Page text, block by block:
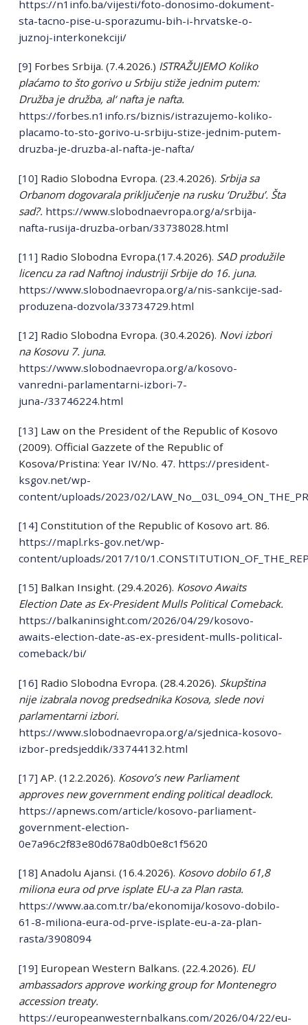
https://n1info.ba/vijesti/foto-donosimo-dokument-
sta-tacno-pise-u-sporazumu-bih-i-hrvatske-o-
juznoj-interkonekciji/
[9] Forbes Srbija. (7.4.2026.) ISTRAŽUJEMO Koliko
plaćamo to što gorivo u Srbiju stiže jednim putem:
Družba je družba, al‘ nafta je nafta.
https://forbes.n1info.rs/biznis/istrazujemo-koliko-
placamo-to-sto-gorivo-u-srbiju-stize-jednim-putem-
druzba-je-druzba-al-nafta-je-nafta/
[10] Radio Slobodna Evropa. (23.4.2026). Srbija sa
Orbanom dogovarala priključenje na rusku ‘Družbu’. Šta
sad?. https://www.slobodnaevropa.org/a/srbija-
nafta-rusija-druzba-orban/33738028.html
[11] Radio Slobodna Evropa.(17.4.2026). SAD produžile
licencu za rad Naftnoj industriji Srbije do 16. juna.
https://www.slobodnaevropa.org/a/nis-sankcije-sad-
produzena-dozvola/33734729.html
[12] Radio Slobodna Evropa. (30.4.2026). Novi izbori
na Kosovu 7. juna.
https://www.slobodnaevropa.org/a/kosovo-
vanredni-parlamentarni-izbori-7-
juna-/33746224.html
[13] Law on the President of the Republic of Kosovo
(2009). Official Gazzete of the Republic of
Kosova/Pristina: Year IV/No. 47. https://president-
ksgov.net/wp-
content/uploads/2023/02/
[14] Constitution of the Republic of Kosovo art. 86.
https://mapl.rks-gov.net/wp-
content/uploads/2017/10/
[15] Balkan Insight. (29.4.2026). Kosovo Awaits
Election Date as Ex-President Mulls Political Comeback.
https://balkaninsight.com/2026/04/29/kosovo-
awaits-election-date-as-ex-president-mulls-political-
comeback/bi/
[16] Radio Slobodna Evropa. (28.4.2026). Skupština
nije izabrala novog predsednika Kosova, slede novi
parlamentarni izbori.
https://www.slobodnaevropa.org/a/sjednica-kosovo-
izbor-predsjeddik/33744132.html
[17] AP. (12.2.2026). Kosovo’s new Parliament
approves new government ending political deadlock.
https://apnews.com/article/kosovo-parliament-
government-election-
0e7a96c2f83e80d678a0db0e8c1f5620
[18] Anadolu Ajansi. (16.4.2026). Kosovo dobilo 61,8
miliona eura od prve isplate EU-a za Plan rasta.
https://www.aa.com.tr/ba/ekonomija/kosovo-dobilo-
61-8-miliona-eura-od-prve-isplate-eu-a-za-plan-
rasta/3908094
[19] European Western Balkans. (22.4.2026). EU
ambassadors approve working group for Montenegro
accession treaty.
https://europeanwesternbalkans.com/2026/04/22/eu-